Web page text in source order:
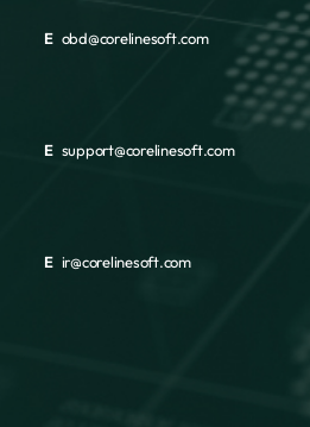
E obd@corelinesoft.com
E support@corelinesoft.com
E ir@corelinesoft.com